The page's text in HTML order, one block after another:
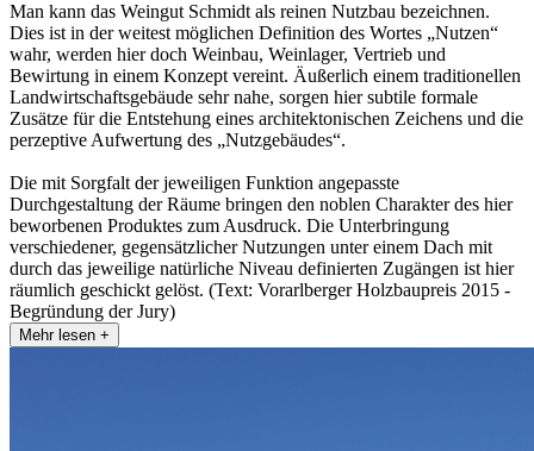
Man kann das Weingut Schmidt als reinen Nutzbau bezeichnen.
Dies ist in der weitest möglichen Definition des Wortes „Nutzen“
wahr, werden hier doch Weinbau, Weinlager, Vertrieb und
Bewirtung in einem Konzept vereint. Äußerlich einem traditionellen
Landwirtschaftsgebäude sehr nahe, sorgen hier subtile formale
Zusätze für die Entstehung eines architektonischen Zeichens und die
perzeptive Aufwertung des „Nutzgebäudes“.
Die mit Sorgfalt der jeweiligen Funktion angepasste
Durchgestaltung der Räume bringen den noblen Charakter des hier
beworbenen Produktes zum Ausdruck. Die Unterbringung
verschiedener, gegensätzlicher Nutzungen unter einem Dach mit
durch das jeweilige natürliche Niveau definierten Zugängen ist hier
räumlich geschickt gelöst. (Text: Vorarlberger Holzbaupreis 2015 -
Begründung der Jury)
Mehr lesen +